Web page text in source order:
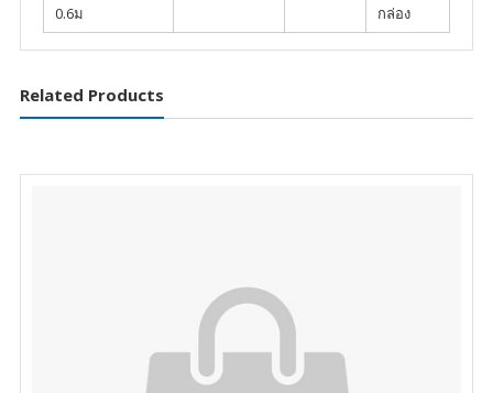
0.6ม
กล่อง
Related Products